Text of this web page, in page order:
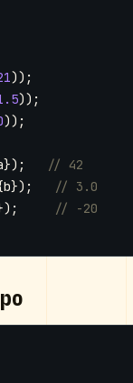
));
));
));
});
b});